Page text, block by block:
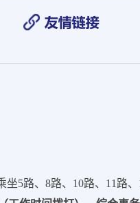
5路、8路、10路、11路